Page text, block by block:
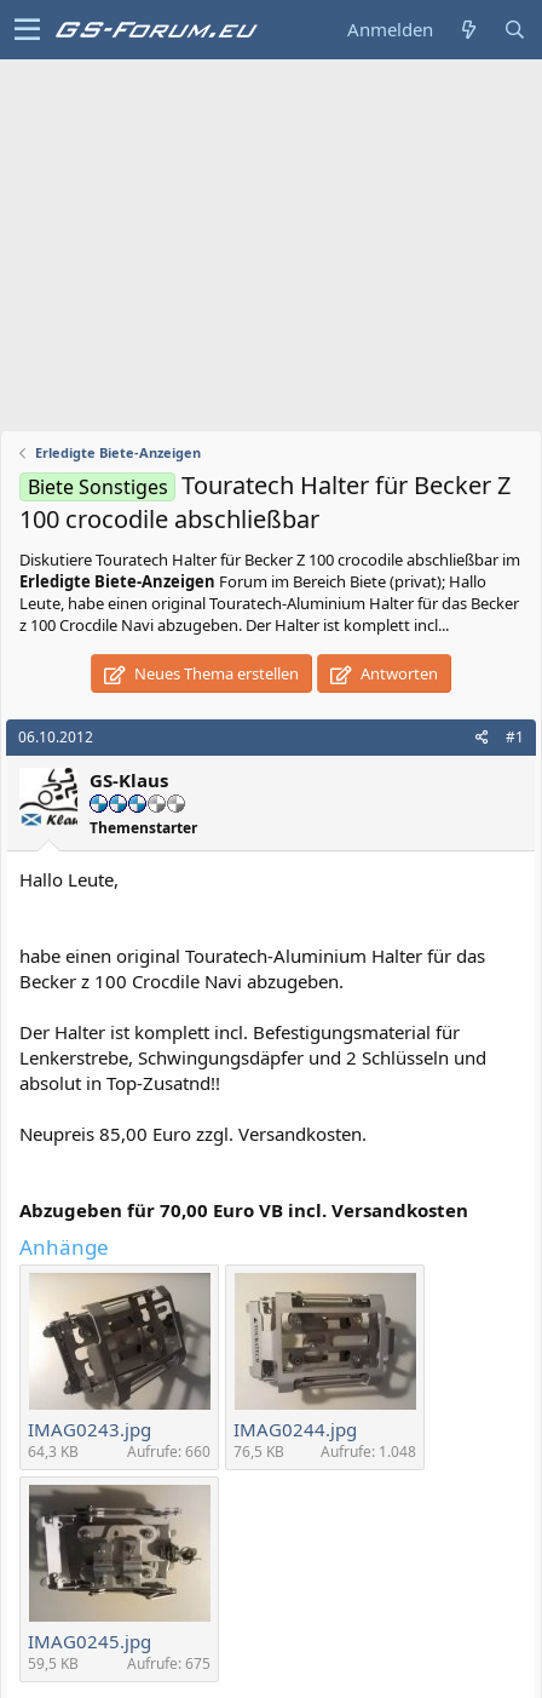
Anmelden
Erledigte Biete-Anzeigen
Biete Sonstiges Touratech Halter für Becker Z
100 crocodile abschließbar
DiskutiereTouratech Halter für Becker Z 100 crocodile abschließbar im
Erledigte Biete-Anzeigen Forum im Bereich Biete (privat); Hallo
Leute, habe einen original Touratech-Aluminium Halter für das Becker
z 100 Crocdile Navi abzugeben. Der Halter ist komplett incl...
Neues Thema erstellen Antworten
06.10.2012 #1
GS-Klaus
Themenstarter
Hallo Leute,
habe einen original Touratech-Aluminium Halter für das
Becker z 100 Crocdile Navi abzugeben.
Der Halter ist komplett incl. Befestigungsmaterial für
Lenkerstrebe, Schwingungsdäpfer und 2 Schlüsseln und
absolut in Top-Zusatnd!!
Neupreis 85,00 Euro zzgl. Versandkosten.
Abzugeben für 70,00 Euro VB incl. Versandkosten
Anhänge
IMAG0243.jpg
64,3 KB Aufrufe: 660
IMAG0244.jpg
76,5 KB Aufrufe: 1.048
IMAG0245.jpg
59,5 KB Aufrufe: 675